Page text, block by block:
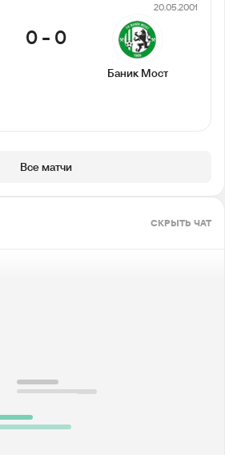
20.05.2001
0 - 0
Баник Мост
Все матчи
СКРЫТЬ ЧАТ